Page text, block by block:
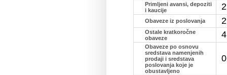
Primljeni avansi, depoziti
i kaucije
Obaveze iz poslovanja
Ostale kratkoročne
obaveze
Obaveze po osnovu
sredstava namenjenih
prodaji i sredstava
poslovanja koje je
obustavljeno
0